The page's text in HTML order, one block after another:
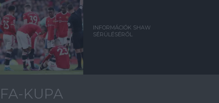
INFORMÁCIÓK SHAW
SÉRÜLÉSÉRŐL
FA-KUPA